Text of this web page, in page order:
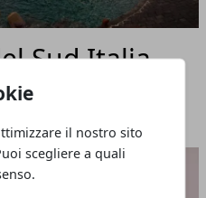
il nostro sito
scegliere a quali
Sud Italia